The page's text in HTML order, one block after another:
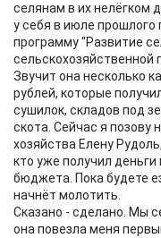
селянам в их нелёгком
у себя в июле
программу "Развитие
сельскохозяйственной
Звучит она несколько
рублей, которые
сушилок, складов под
скота. Сейчас я позову
хозяйства Елену
кто уже получил деньги
бюджета. Пока будете
начнёт молотить.
Сказано - сделано. Мы
она повезла меня